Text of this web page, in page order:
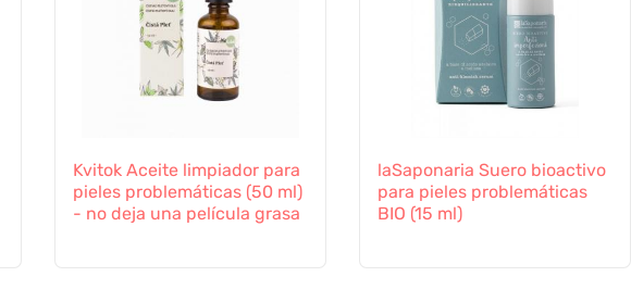
Kvitok Aceite limpiador para
pieles problemáticas (50 ml)
- no deja una película grasa
laSaponaria Suero bioactivo
para pieles problemáticas
BIO (15 ml)